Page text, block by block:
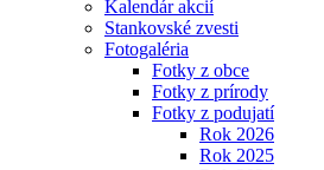
Kalendár akcií
Stankovské zvesti
Fotogaléria
Fotky z obce
Fotky z prírody
Fotky z podujatí
Rok 2026
Rok 2025